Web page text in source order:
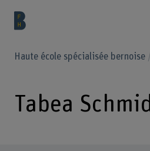
Haute école spécialisée bernoise
Tabea Schmid